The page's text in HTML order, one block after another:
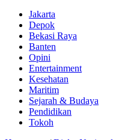
Jakarta
Depok
Bekasi Raya
Banten
Opini
Entertainment
Kesehatan
Maritim
Sejarah & Budaya
Pendidikan
Tokoh